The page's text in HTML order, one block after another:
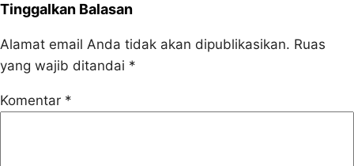
Tinggalkan Balasan
Alamat email Anda tidak akan dipublikasikan. Ruas
yang wajib ditandai *
Komentar *